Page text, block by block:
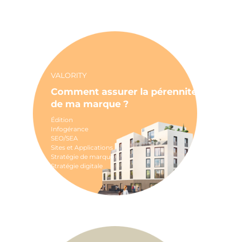
VALORITY
Comment assurer la pérennité
de ma marque ?
Édition
Infogérance
SEO/SEA
Sites et Applications
Stratégie de marque
Stratégie digitale